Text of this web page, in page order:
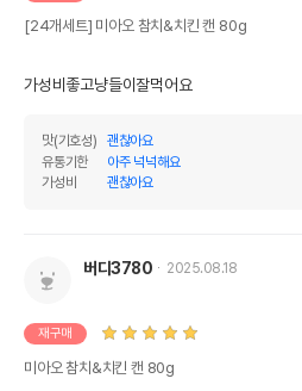
조섬유질 2%
조회분
탄수화물
기타성분
[24개세트] 미아오 참치&치킨 캔 80g
가성비좋고냥들이잘먹어요
맛(기호성)
괜찮아요
유통기한
아주 넉넉해요
가성비
괜찮아요
버디3780 2025.08.18
재구매
미아오 참치&치킨 캔 80g